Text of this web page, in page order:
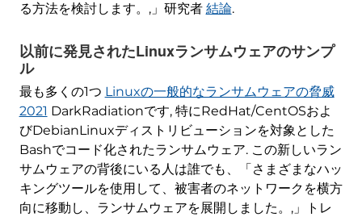
る方法を検討します。,」研究者 結論.
以前に発見されたLinuxランサムウェアのサンプ
ル
最も多くの1つ Linuxの一般的なランサムウェアの脅威
2021 DarkRadiationです, 特にRedHat/CentOSおよ
びDebianLinuxディストリビューションを対象とした
Bashでコード化されたランサムウェア. この新しいラン
サムウェアの背後にいる人は誰でも、「さまざまなハッ
キングツールを使用して、被害者のネットワークを横方
向に移動し、ランサムウェアを展開しました。,」トレ